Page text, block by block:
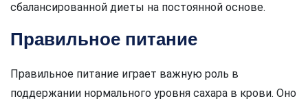
сбалансированной диеты на постоянной основе.
Правильное питание
Правильное питание играет важную роль в
поддержании нормального уровня сахара в крови. Оно